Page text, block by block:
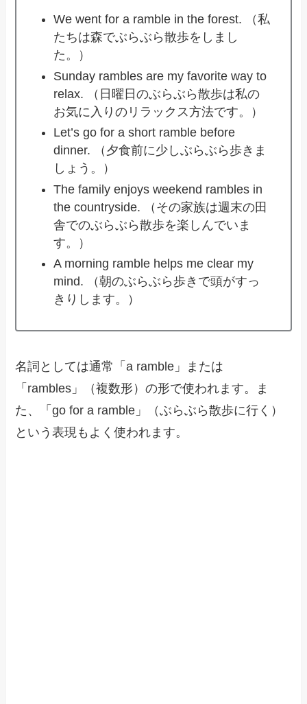
We went for a ramble in the forest. （私
たちは森でぶらぶら散歩をしまし
た。）
Sunday rambles are my favorite way to
relax. （日曜日のぶらぶら散歩は私の
お気に入りのリラックス方法です。）
Let’s go for a short ramble before
dinner. （夕食前に少しぶらぶら歩きま
しょう。）
The family enjoys weekend rambles in
the countryside. （その家族は週末の田
舎でのぶらぶら散歩を楽しんでいま
す。）
A morning ramble helps me clear my
mind. （朝のぶらぶら歩きで頭がすっ
きりします。）
名詞としては通常「a ramble」または
「rambles」（複数形）の形で使われます。ま
た、「go for a ramble」（ぶらぶら散歩に行く）
という表現もよく使われます。